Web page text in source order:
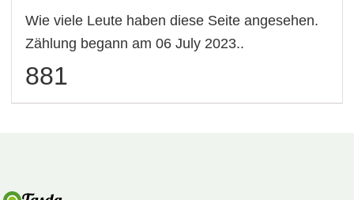
Wie viele Leute haben diese Seite angesehen.
Zählung begann am 06 July 2023..
881